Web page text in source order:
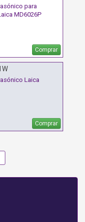
para
MD6026P
Comprar
Laica
Comprar